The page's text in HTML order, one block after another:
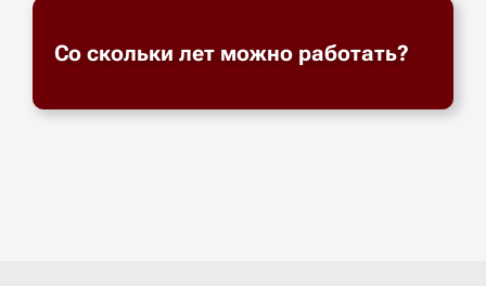
Со скольки лет можно работать?